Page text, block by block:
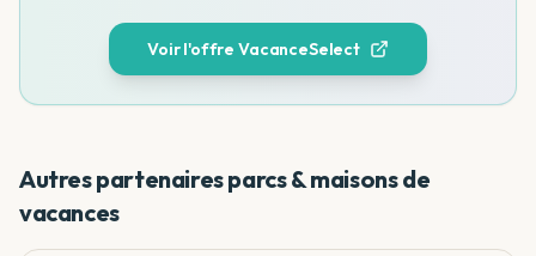
Voir l'offre VacanceSelect
Autres partenairesparcs & maisons de
vacances